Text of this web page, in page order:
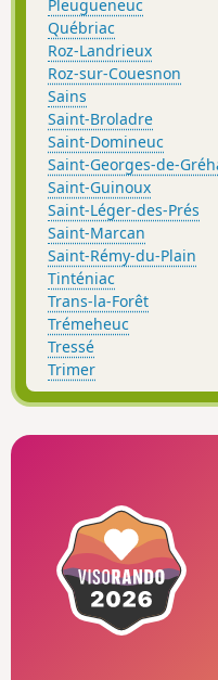
Pleugueneuc
Québriac
Roz-Landrieux
Roz-sur-Couesnon
Sains
Saint-Broladre
Saint-Domineuc
Saint-Georges-de-
Saint-Guinoux
Saint-Léger-des-Prés
Saint-Marcan
Saint-Rémy-du-Plain
Tinténiac
Trans-la-Forêt
Trémeheuc
Tressé
Trimer